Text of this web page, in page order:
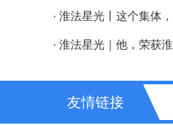
· 淮法星光丨这个集体
· 淮法星光｜他，荣获
友情链接